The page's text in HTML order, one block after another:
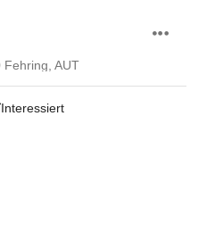
AUT
Interessiert